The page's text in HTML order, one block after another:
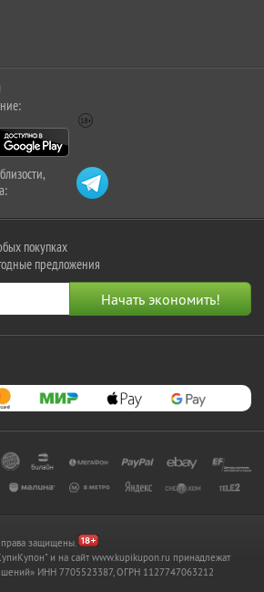
покупках
предложения
защищены.
и на сайт www.kupikupon.ru принадлежат
ИНН 7705523387, ОГРН 1127747063212